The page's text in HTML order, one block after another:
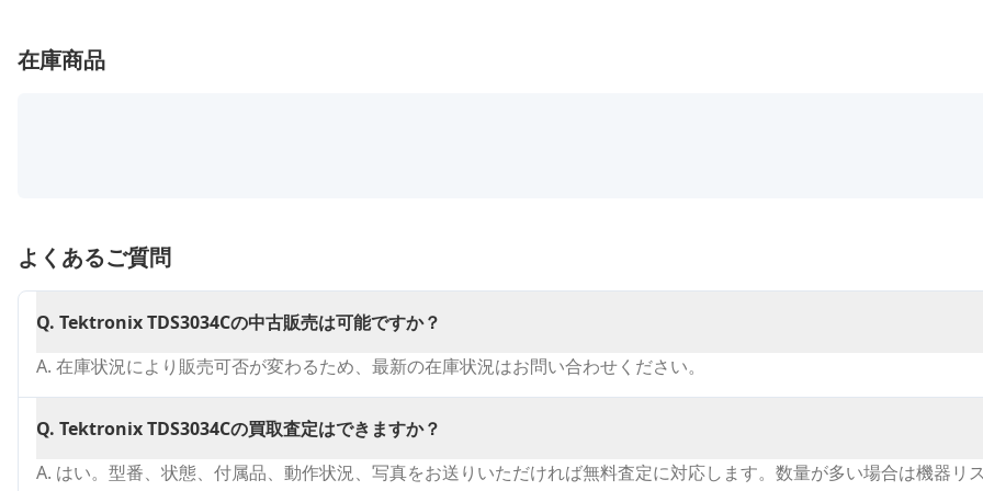
在庫商品
よくあるご質問
Q. Tektronix TDS3034Cの中古販売は可能ですか？
A. 在庫状況により販売可否が変わるため、最新の在庫状況はお問い合わせください。
Q. Tektronix TDS3034Cの買取査定はできますか？
A. はい。型番、状態、付属品、動作状況、写真をお送りいただければ無料査定に対応します。数量が多い場合は機器リ